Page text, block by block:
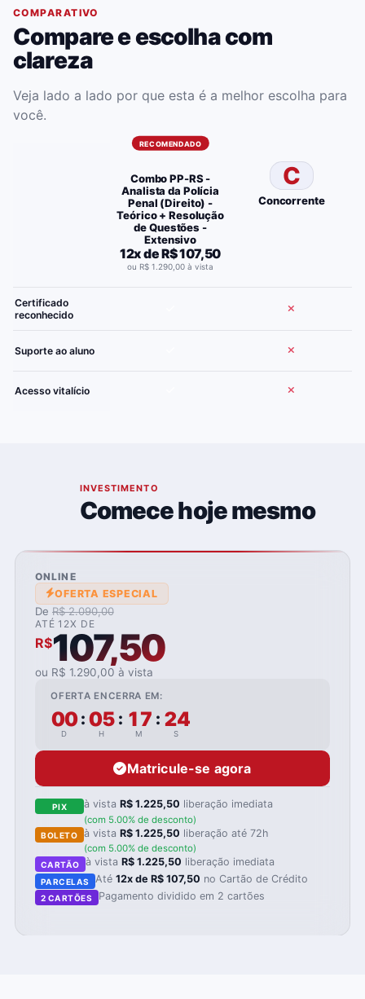
COMPARATIVO
Compare e escolha com
clareza
Veja lado a lado por que esta é a melhor escolha para
você.
RECOMENDADO
Combo PP-RS -
Analista da Polícia
Penal (Direito) -
Teórico + Resolução
de Questões -
Extensivo
12x de R$ 107,50
ou R$ 1.290,00 à vista
C
Concorrente
Certificado
reconhecido
Suporte ao aluno
Acesso vitalício
INVESTIMENTO
Comece hoje mesmo
ONLINE
OFERTA ESPECIAL
De R$ 2.090,00
ATÉ 12X DE
R$107,50
ou R$ 1.290,00 à vista
OFERTA ENCERRA EM:
00
D
: 05
H
: 17
M
: 23
S
Matricule-se agora
PIX à vistaR$ 1.225,50 liberação imediata
(com 5.00% de desconto)
BOLETO à vistaR$ 1.225,50 liberação até 72h
(com 5.00% de desconto)
CARTÃO à vista R$ 1.225,50 liberação imediata
PARCELAS Até12x de R$ 107,50 no Cartão de Crédito
2 CARTÕES Pagamento dividido em 2 cartões